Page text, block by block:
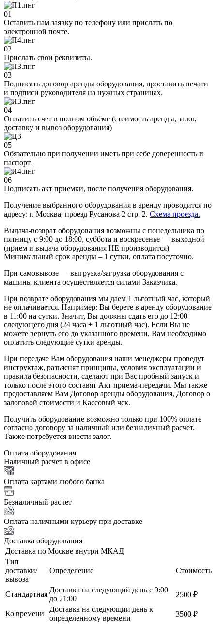
01
Оставить нам заявку по телефону или прислать по
электронной почте.
02
Прислать свои реквизиты.
03
Подписать договор аренды оборудования, проставить печати
и подписи руководителя на нужных страницах.
04
Оплатить счет в полном объёме (стоимость аренды, залог,
доставку и вывоз оборудования)
05
Обязательно при получении иметь при себе доверенность и
паспорт.
06
Подписать акт приемки, после получения оборудования.
Получение выбранного оборудования в аренду проводится по
адресу: г. Москва, проезд Русанова 2 стр. 2. Схема проезда.
Выдача-возврат оборудования возможны с понедельника по
пятницу с 9:00 до 18:00, суббота и воскресенье — выходной
(прием и выдача оборудования НЕ производится).
Минимальный срок аренды – 1 сутки, оплата посуточно.
При самовывозе — выгрузка/загрузка оборудования с
машины клиента осуществляется силами Заказчика.
При возврате оборудования мы даем 1 льготный час, который
не оплачивается. Например: Вы берете в аренду оборудование
в 11:00 на сутки. Значит, Вы должны сдать его до 12:00
следующего дня (24 часа + 1 льготный час). Если Вы не
можете вернуть его до указанного времени, Вам необходимо
оплатить следующие сутки аренды.
При передаче Вам оборудования наши менеджеры проведут
инструктаж, разъяснят принципы, условия эксплуатации и
правила безопасности, сделают при Вас пробный запуск и
только после этого составят Акт приема-передачи. Мы также
предоставляем Вам Договор аренды оборудования, Договор о
залоговой стоимости и Кассовый чек.
Получить оборудование возможно только при 100% оплате
согласно договору за наличный или безналичный расчет.
Также потребуется внести залог.
Оплата оборудования
Наличный расчет в офисе
Оплата картами любого банка
Безналичный расчет
Оплата наличными курьеру при доставке
Доставка оборудования
Доставка по Москве внутри МКАД
Тип
доставки/
вывоза
Определение Стоимость
Стандартная
Доставка на следующий день с 9:00
до 21:00
2500 ₽
Ко времени
Доставка на следующий день к
определенному времени
3500 ₽